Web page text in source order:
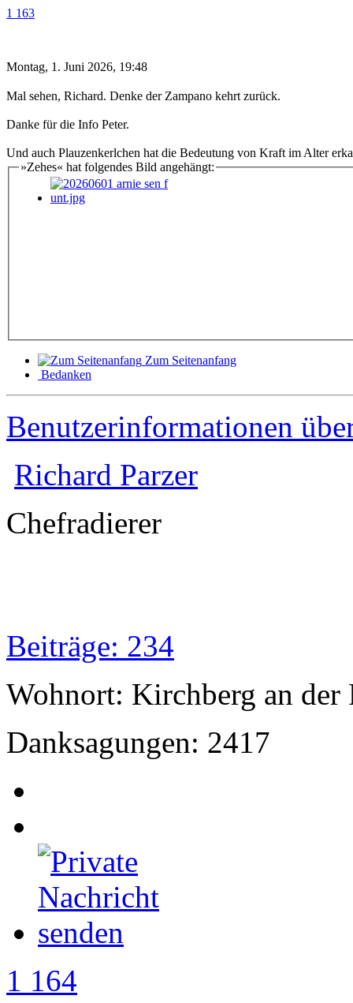
1 163
Montag, 1. Juni 2026, 19:48
Mal sehen, Richard. Denke der Zampano kehrt zurück.
Danke für die Info Peter.
Und auch Plauzenkerlchen hat die Bedeutung von Kraft im Alter
»Zehes« hat folgendes Bild angehängt:
Zum Seitenanfang
Bedanken
Benutzerinformationen
Richard Parzer
Chefradierer
Beiträge: 234
Wohnort: Kirchberg an der
Danksagungen: 2417
1 164